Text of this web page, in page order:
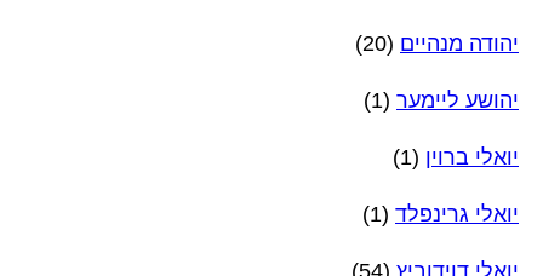
יהודה מנהיים (20)
יהושע ליימער (1)
יואלי ברוין (1)
יואלי גרינפלד (1)
יואלי דוידוביץ (54)